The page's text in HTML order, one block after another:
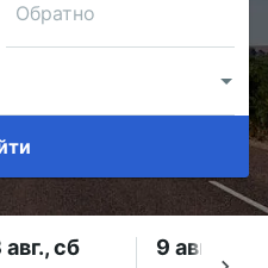
Обратно
авг., сб 9 авг., вс